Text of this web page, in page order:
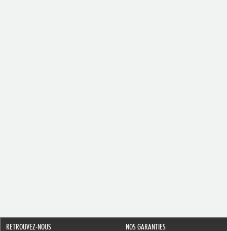
RETROUVEZ-NOUS NOS GARANTIES